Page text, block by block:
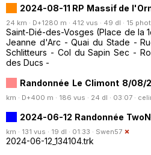
2024-08-11 RP Massif de
24 km · D+1280 m · 412 vus · 49 dl · 15
Saint-Dié-des-Vosges (Place de la
Jeanne d'Arc - Quai du Stade -
Schlitteurs - Col du Sapin Sec -
des Ducs -
Randonnée Le Climont 8/08/
km · D+400 m · 186 vus · 24 dl · 03:07 ·
2024-06-12 Randonnée
km · 131 vus · 19 dl · 01:33 · Swen57
2024-06-12_134104.trk